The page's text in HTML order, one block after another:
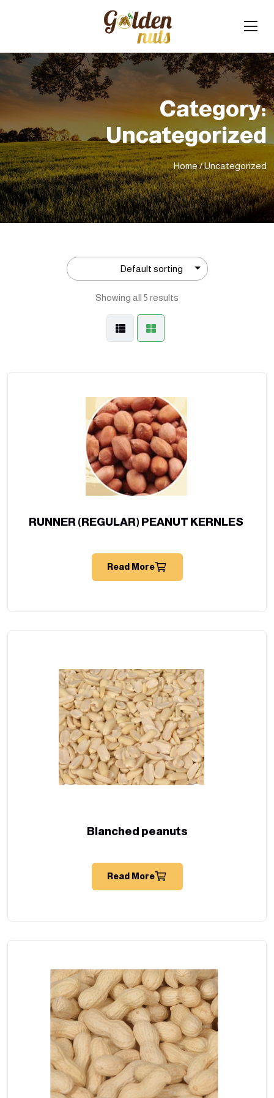
Category:
Uncategorized
Home/ Uncategorized
Showing all 5 results
Read More
Blanched peanuts
Read More